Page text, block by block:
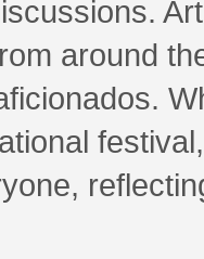
around